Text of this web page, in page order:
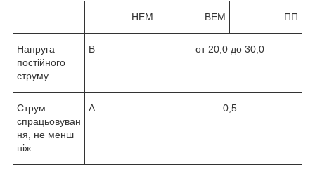
НЕМ ВЕМ ПП
Напруга
постійного
струму
В от 20,0 до 30,0
Струм
спрацьовуван
ня, не менш
ніж
А 0,5